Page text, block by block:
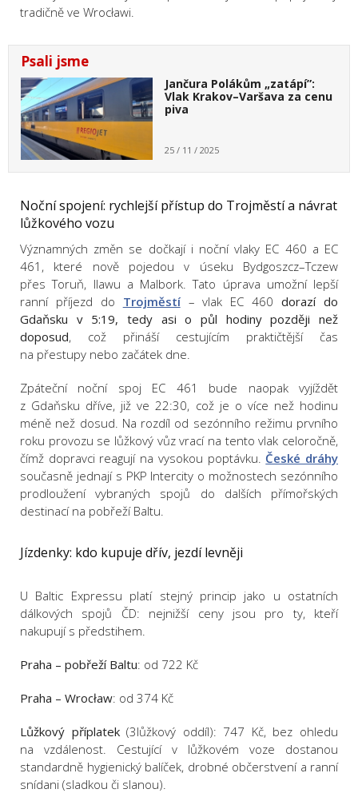
tradičně ve Wrocławi.
Psali jsme
Jančura Polákům „zatápí”:
Vlak Krakov–Varšava za cenu
piva
25 / 11 / 2025
Noční spojení: rychlejší přístup do Trojměstí a návrat
lůžkového vozu
Významných změn se dočkají i noční vlaky EC 460 a EC
461, které nově pojedou v úseku Bydgoszcz–Tczew
přes Toruň, Ilawu a Malbork. Tato úprava umožní lepší
ranní příjezd do Trojměstí– vlak EC 460dorazí do
Gdaňsku v 5:19, tedy asi o půl hodiny později než
doposud, což přináší cestujícím praktičtější čas
na přestupy nebo začátek dne.
Zpáteční noční spoj EC 461 bude naopak vyjíždět
z Gdaňsku dříve, již ve 22:30, což je o více než hodinu
méně než dosud. Na rozdíl od sezónního režimu prvního
roku provozu se lůžkový vůz vrací na tento vlak celoročně,
čímž dopravci reagují na vysokou poptávku. České dráhy
současně jednají s PKP Intercity o možnostech sezónního
prodloužení vybraných spojů do dalších přímořských
destinací na pobřeží Baltu.
Jízdenky: kdo kupuje dřív, jezdí levněji
U Baltic Expressu platí stejný princip jako u ostatních
dálkových spojů ČD: nejnižší ceny jsou pro ty, kteří
nakupují s předstihem.
Praha – pobřeží Baltu: od 722 Kč
Praha – Wrocław: od 374 Kč
Lůžkový příplatek(3lůžkový oddíl): 747 Kč, bez ohledu
na vzdálenost. Cestující v lůžkovém voze dostanou
standardně hygienický balíček, drobné občerstvení a ranní
snídani (sladkou či slanou).